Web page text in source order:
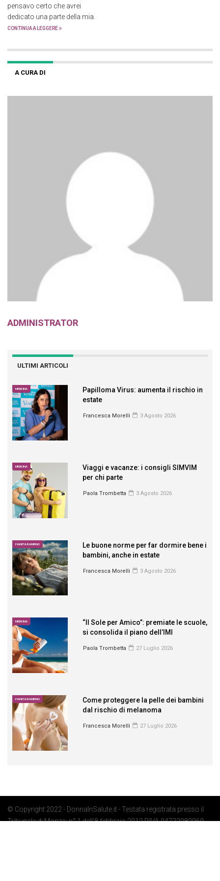
pensavo certo che avrei
dedicato una parte della mia.
CONTINUA A LEGGERE
A CURA DI
ADMINISTRATOR
ULTIMI ARTICOLI
MEDICINA
Papilloma Virus: aumenta il rischio in
estate
Francesca Morelli 3 Agosto 2026
MEDICINA
Viaggi e vacanze: i consigli SIMVIM
per chi parte
Paola Trombetta 3 Agosto 2026
PIANETA BAMBINO
Le buone norme per far dormire bene i
bambini, anche in estate
Francesca Morelli 3 Agosto 2026
MEDICINA
“Il Sole per Amico”: premiate le scuole,
si consolida il piano dell’IMI
Paola Trombetta 27 Luglio 2026
PIANETA BAMBINO
Come proteggere la pelle dei bambini
dal rischio di melanoma
Francesca Morelli 27 Luglio 2026
© Copyright 2022 - DonnaInSalute.it - Testata registrata presso il
Tribunale di Monza: n° 1 dell'8 febbraio 2012 P.IVA 04722080969 -